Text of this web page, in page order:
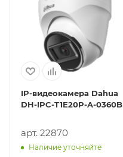
IP-видеокамера Dahua
DH-IPC-T1E20P-A-0360B
арт. 22870
Наличие уточняйте